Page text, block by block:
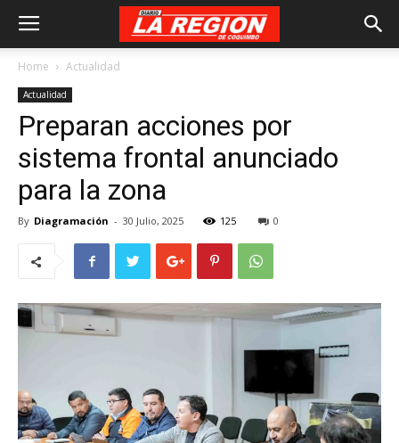
Home Actualidad
Actualidad
Preparan acciones por
sistema frontal anunciado
para la zona
By Diagramación - 30 Julio, 2025 125 0